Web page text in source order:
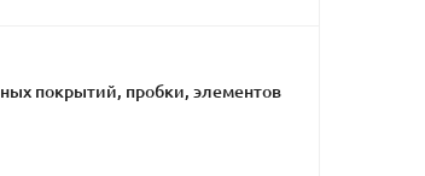
покрытий, пробки, элементов